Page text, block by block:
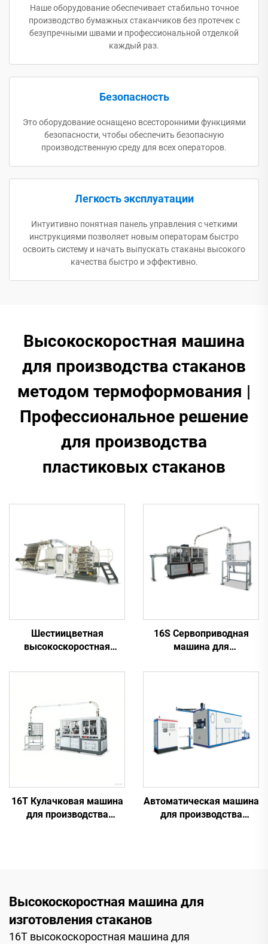
Наше оборудование обеспечивает стабильно точное
производство бумажных стаканчиков без протечек с
безупречными швами и профессиональной отделкой
каждый раз.
Безопасность
Это оборудование оснащено всесторонними функциями
безопасности, чтобы обеспечить безопасную
производственную среду для всех операторов.
Легкость эксплуатации
Интуитивно понятная панель управления с четкими
инструкциями позволяет новым операторам быстро
освоить систему и начать выпускать стаканы высокого
качества быстро и эффективно.
Высокоскоростная машина
для производства стаканов
методом термоформования |
Профессиональное решение
для производства
пластиковых стаканов
Шестиицветная
высокоскоростная
пластиковых
16S Сервоприводная
машина для
стаканчиков
16T Кулачковая машина
для производства
Автоматическая машина
для производства
Высокоскоростная машина для
изготовления стаканов
16T высокоскоростная машина для